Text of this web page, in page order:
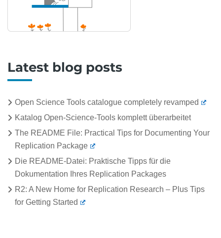
Latest blog posts
Open Science Tools catalogue completely revamped
Katalog Open-Science-Tools komplett überarbeitet
The README File: Practical Tips for Documenting Your
Replication Package
Die README-Datei: Praktische Tipps für die
Dokumentation Ihres Replication Packages
R2: A New Home for Replication Research – Plus Tips
for Getting Started